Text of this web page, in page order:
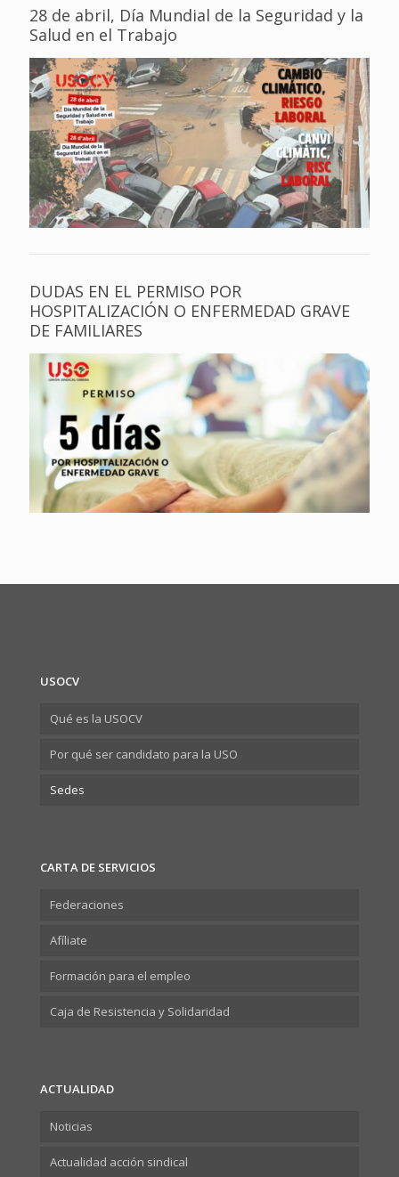
28 de abril, Día Mundial de la Seguridad y la
Salud en el Trabajo
DUDAS EN EL PERMISO POR
HOSPITALIZACIÓN O ENFERMEDAD GRAVE
DE FAMILIARES
USOCV
Qué es la USOCV
Por qué ser candidato para la USO
Sedes
CARTA DE SERVICIOS
Federaciones
Afíliate
Formación para el empleo
Caja de Resistencia y Solidaridad
ACTUALIDAD
Noticias
Actualidad acción sindical